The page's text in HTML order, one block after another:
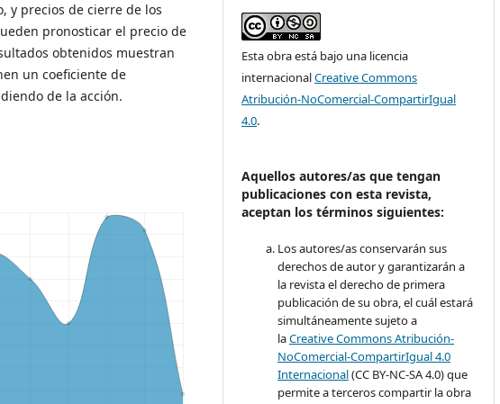
y precios de cierre de los
pronosticar el precio de
obtenidos muestran
un coeficiente de
de la acción.
Esta obra está bajo una licencia
internacionalCreative Commons
Atribución-NoComercial-CompartirIgual
4.0.
Aquellos autores/as que tengan
publicaciones con esta revista,
aceptan los términos siguientes:
Los autores/as conservarán sus
derechos de autor y garantizarán a
la revista el derecho de primera
publicación de su obra, el cuál estará
simultáneamente sujeto a
laCreative Commons Atribución-
NoComercial-CompartirIgual 4.0
Internacional(CC BY-NC-SA 4.0) que
permite a terceros compartir la obra